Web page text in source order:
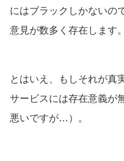
にはブラックしかないの
意見が数多く存在します。
とはいえ、もしそれが真
サービスには存在意義が
悪いですが…）。